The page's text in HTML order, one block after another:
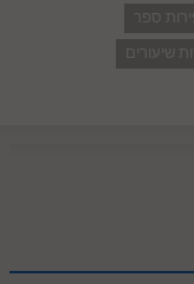
ספר
שיעורים